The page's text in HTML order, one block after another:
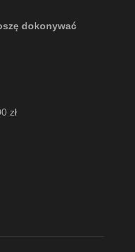
dokonywać
zł